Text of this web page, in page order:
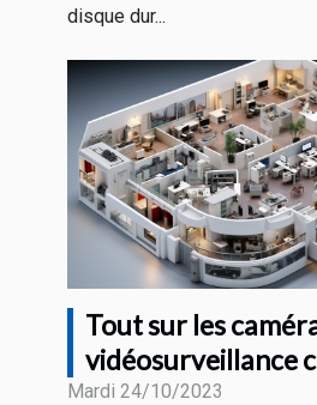
disque dur...
Tout sur les
vidéosurveillance
Mardi 24/10/2023